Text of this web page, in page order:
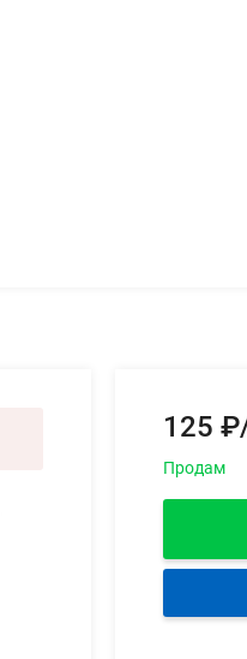
125
Продам